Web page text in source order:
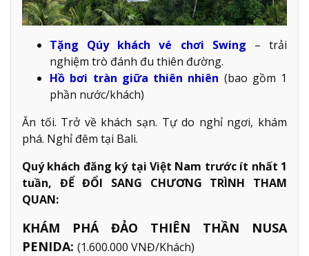
Tặng Qúy khách vé chơi Swing – trải
nghiệm trò đánh đu thiên đường.
Hồ bơi tràn giữa thiên nhiên (bao gồm 1
phần nước/khách)
Ăn tối. Trở về khách sạn. Tự do nghỉ ngơi, khám
phá. Nghỉ đêm tại Bali.
Quý khách đăng ký tại Việt Nam trước ít nhất 1
tuần, ĐỂ ĐỔI SANG CHƯƠNG TRÌNH THAM
QUAN:
KHÁM PHÁ ĐẢO THIÊN THẦN NUSA
PENIDA: (1.600.000 VNĐ/Khách)